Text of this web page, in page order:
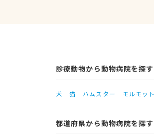
診療動物から動物病院を探す
犬 猫 ハムスター モルモット
都道府県から動物病院を探す